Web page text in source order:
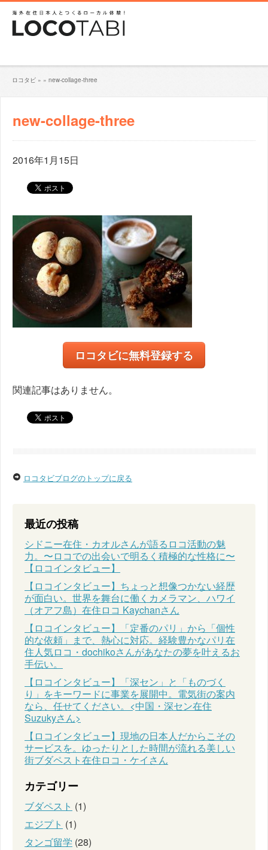
ロコタビ » » new-collage-three
new-collage-three
2016年1月15日
ロコタビに無料登録する
関連記事はありません。
ロコタビブログのトップに戻る
最近の投稿
シドニー在住・カオルさんが語るロコ活動の魅
力。〜ロコでの出会いで明るく積極的な性格に〜
【ロコインタビュー】
【ロコインタビュー】ちょっと想像つかない経歴
が面白い。世界を舞台に働くカメラマン、ハワイ
（オアフ島）在住ロコ Kaychanさん
【ロコインタビュー】「定番のパリ」から「個性
的な依頼」まで、熱心に対応。経験豊かなパリ在
住人気ロコ・dochikoさんがあなたの夢を叶えるお
手伝い。
【ロコインタビュー】「深セン」と「ものづく
り」をキーワードに事業を展開中。電気街の案内
なら、任せてください。<中国・深セン在住
Suzukyさん>
【ロコインタビュー】現地の日本人だからこその
サービスを。ゆったりとした時間が流れる美しい
街ブダペスト在住ロコ・ケイさん
カテゴリー
ブダペスト (1)
エジプト (1)
タンゴ留学 (28)